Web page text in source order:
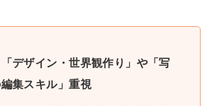
デザイン・世界観作り」や「写
集スキル」重視